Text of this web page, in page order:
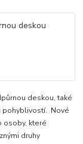
deskou, také
pohyblivostí. Nové
osoby, které
druhy